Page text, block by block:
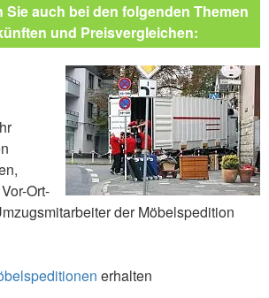
Sie auch bei den folgenden Themen
und Preisvergleichen:
Ort-
der Möbelspedition
erhalten